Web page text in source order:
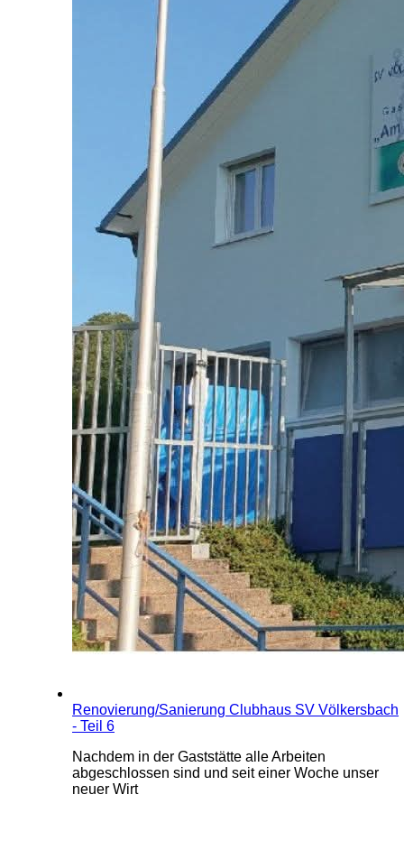
Renovierung/Sanierung Clubhaus SV Völkersbach
- Teil 6
Nachdem in der Gaststätte alle Arbeiten
abgeschlossen sind und seit einer Woche unser
neuer Wirt